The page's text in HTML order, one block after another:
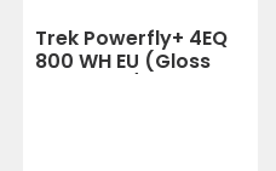
Trek Powerfly+ 4EQ
800 WH EU (Gloss